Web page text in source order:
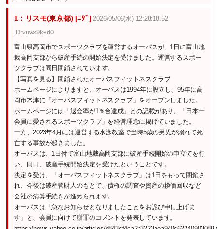
1：リスモ(東京都) [ﾆﾀﾞ] 2026/05/06(水) 12:28:18.52
ID:vuwx9k+d0
富山県高岡市でスポーツクラブを運営するオーパスが、1日に富山地
裁高岡支部から破産手続の開始決定を受けました。運営するスポー
ツクラブは同日閉鎖されています。
【写真を見る】閉鎖されたオーパスフィットネスクラブ
ホームページによりますと、オーパスは1994年に設立し、95年に高
岡市木津に「オーパスフィットネスクラブ」をオープンしました。
ホームページには「退会率が1％台達成」との記載があり、「日本一
会員に愛されるスポーツクラブ」を経営理念に掲げていました。
一方、2023年4月には運営する水泳教室で当時5歳の男児が溺れて死
亡する事故が起きました。
オーパスは、1日付で富山地裁高岡支部に破産手続開始の申立てを行
い、同日、破産手続開始決定を受けたということです。
決定を受け、「オーパスフィットネスクラブ」は1日をもって閉鎖さ
れ、今後は破産管財人のもとで、債権の調査や資産の換価回収など
会社の清算手続きが進められます。
オーパスは「急なお知らせとなりましたことをお詫び申し上げま
す」と、会員に向けて謝罪のコメントを発表しています。